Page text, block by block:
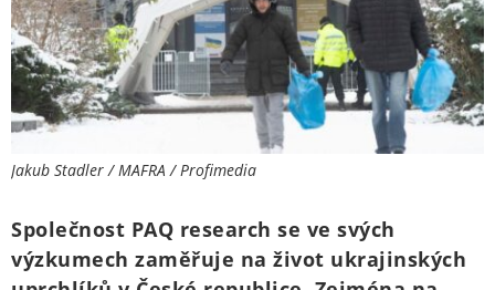
Jakub Stadler / MAFRA / Profimedia
Společnost PAQ research se ve svých
výzkumech zaměřuje na život ukrajinských